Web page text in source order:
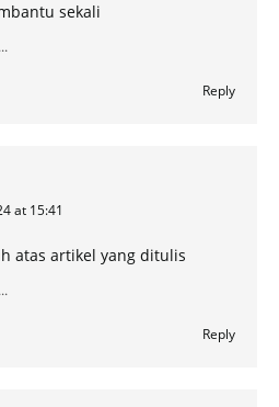
sekali
Reply
at 15:41
atas artikel yang ditulis
Reply